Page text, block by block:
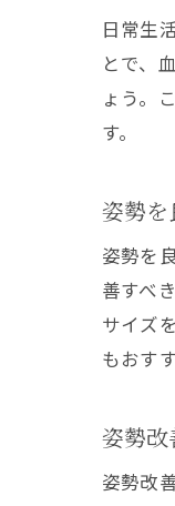
日常生
とで、
ょう。
す。
姿勢を
姿勢を
善すべ
サイズ
もおす
姿勢改
姿勢改